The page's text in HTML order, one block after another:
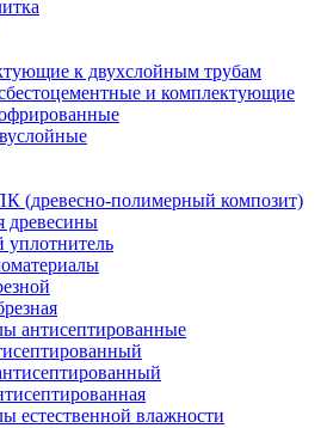
к двухслойным трубам
и комплектующие
(древесно-полимерный композит)
древесины
антисептированные
естественной влажности